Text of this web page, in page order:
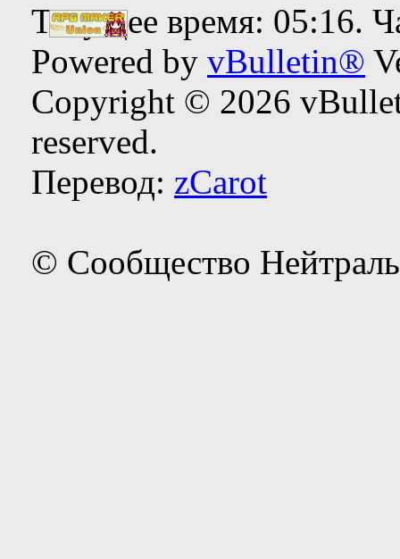
Текущее время: 05:16.
Powered by vBulletin®
Copyright © 2026
reserved.
Перевод: zCarot
© Сообщество